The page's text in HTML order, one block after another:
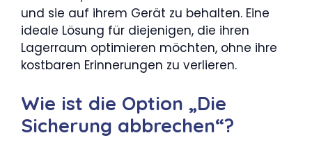
und sie auf ihrem Gerät zu behalten. Eine
ideale Lösung für diejenigen, die ihren
Lagerraum optimieren möchten, ohne ihre
kostbaren Erinnerungen zu verlieren.
Wie ist die Option „Die
Sicherung abbrechen“?